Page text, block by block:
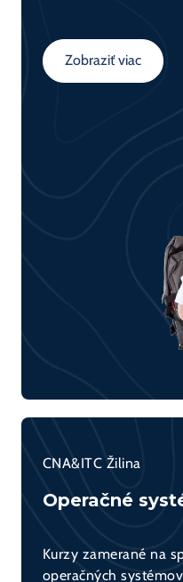
konfiguráciu sietí.
Zobraziť viac
CNA&ITC Žilina
Operačné
Kurzy zamerané na
operačných